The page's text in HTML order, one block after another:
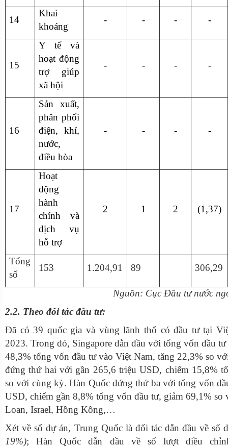
14
Khai
khoáng
- - - -
15
Y tế và
hoạt động
trợ giúp
xã hội
- - - -
16
Sản xuất,
phân phối
điện, khí,
nước,
điều hòa
- - - -
17
Hoạt
động
hành
chính và
dịch vụ
hỗ trợ
2 1 2 (1,37)
Tổng
số
153 1.204,91 89 306,29
Nguồn: Cục Đầu tư nước
2.2. Theo đối tác đầu tư:
Đã có 39 quốc gia và vùng lãnh thổ có đầu tư tại
2023. Trong đó, Singapore dẫn đầu với tổng vốn đầu
48,3% tổng vốn đầu tư vào Việt Nam, tăng 22,3% so
đứng thứ hai với gần 265,6 triệu USD, chiếm 15,8%
so với cùng kỳ. Hàn Quốc đứng thứ ba với tổng vốn
USD, chiếm gần 8,8% tổng vốn đầu tư, giảm 69,1%
Loan, Israel, Hồng Kông,…
Xét về số dự án, Trung Quốc là đối tác dẫn đầu về số
19%); Hàn Quốc dẫn đầu về số lượt điều